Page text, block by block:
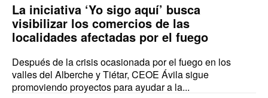
La iniciativa ‘Yo sigo aquí’ busca
visibilizar los comercios de las
localidades afectadas por el fuego
Después de la crisis ocasionada por el fuego en los
valles del Alberche y Tiétar, CEOE Ávila sigue
promoviendo proyectos para ayudar a la...